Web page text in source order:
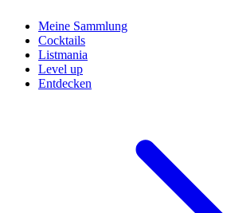
Meine Sammlung
Cocktails
Listmania
Level up
Entdecken